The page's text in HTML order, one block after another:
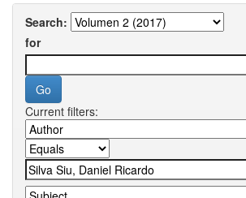
Search:
for
Current filters: